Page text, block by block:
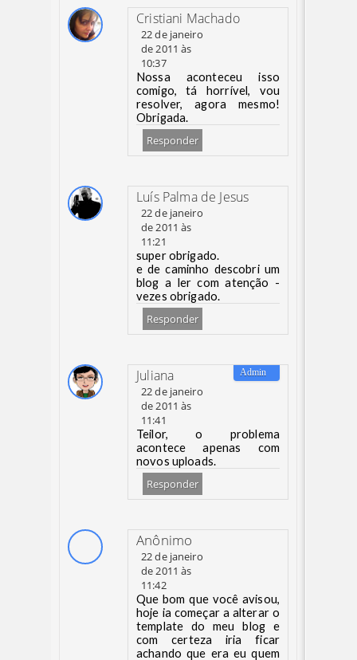
Cristiani Machado
22 de janeiro
de 2011 às
10:37
Nossa aconteceu isso
comigo, tá horrível, vou
resolver, agora mesmo!
Obrigada.
Responder
Luís Palma de Jesus
22 de janeiro
de 2011 às
11:21
super obrigado.
e de caminho descobri um
blog a ler com atenção -
vezes obrigado.
Responder
Juliana
22 de janeiro
de 2011 às
11:41
Teilor, o problema
acontece apenas com
novos uploads.
Responder
Anônimo
22 de janeiro
de 2011 às
11:42
Que bom que você avisou,
hoje ia começar a alterar o
template do meu blog e
com certeza iria ficar
achando que era eu quem